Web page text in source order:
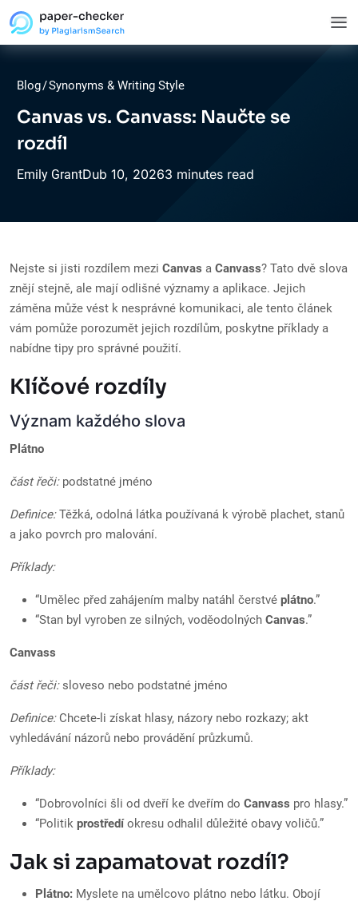
Blog/Synonyms & Writing Style
Canvas vs. Canvass: Naučte se
rozdíl
Emily GrantDub 10, 20263 minutes read
Nejste si jisti rozdílem mezi Canvas a Canvass? Tato dvě slova
znějí stejně, ale mají odlišné významy a aplikace. Jejich
záměna může vést k nesprávné komunikaci, ale tento článek
vám pomůže porozumět jejich rozdílům, poskytne příklady a
nabídne tipy pro správné použití.
Klíčové rozdíly
Význam každého slova
Plátno
část řeči:podstatné jméno
Definice:Těžká, odolná látka používaná k výrobě plachet, stanů
a jako povrch pro malování.
Příklady:
“Umělec před zahájením malby natáhl čerstvé plátno.”
“Stan byl vyroben ze silných, voděodolných Canvas.”
Canvass
část řeči:sloveso nebo podstatné jméno
Definice:Chcete-li získat hlasy, názory nebo rozkazy; akt
vyhledávání názorů nebo provádění průzkumů.
Příklady:
“Dobrovolníci šli od dveří ke dveřím do Canvass pro hlasy.”
“Politik prostředíokresu odhalil důležité obavy voličů.”
Jak si zapamatovat rozdíl?
Plátno: Myslete na umělcovo plátno nebo látku. Obojí